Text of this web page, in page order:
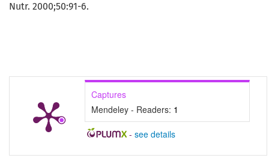
Captures
Mendeley - Readers: 1
- see details
Nutr. 2000;50:91-6.